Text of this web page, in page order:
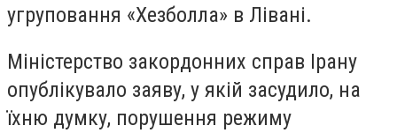
угруповання «Хезболла» в Лівані.
Міністерство закордонних справ Ірану
опублікувало заяву, у якій засудило, на
їхню думку, порушення режиму